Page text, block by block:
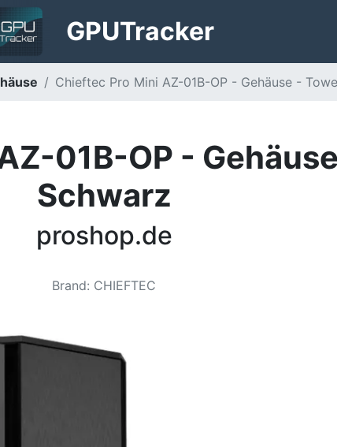
GPUTracker
Chieftec Pro Mini AZ-01B-OP - Gehäuse -
01B-OP -
Schwarz
proshop.de
Brand: CHIEFTEC